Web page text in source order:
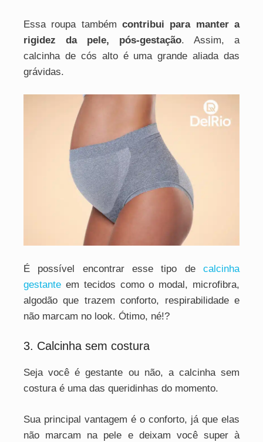
Essa roupa também contribui para manter a
rigidez da pele, pós-gestação. Assim, a
calcinha de cós alto é uma grande aliada das
grávidas.
É possível encontrar esse tipo de calcinha
gestante em tecidos como o modal, microfibra,
algodão que trazem conforto, respirabilidade e
não marcam no look. Ótimo, né!?
3. Calcinha sem costura
Seja você é gestante ou não, a calcinha sem
costura é uma das queridinhas do momento.
Sua principal vantagem é o conforto, já que elas
não marcam na pele e deixam você super à